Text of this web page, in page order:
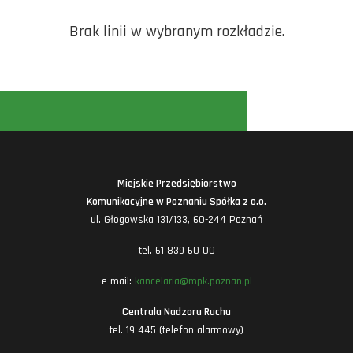
Brak linii w wybranym rozkładzie.
Miejskie Przedsiębiorstwo
Komunikacyjne w Poznaniu Spółka z o.o.
ul. Głogowska 131/133, 60-244 Poznań
tel. 61 839 60 00
e-mail: kancelaria@mpk.poznan.pl
Centrala Nadzoru Ruchu
tel. 19 445 (telefon alarmowy)